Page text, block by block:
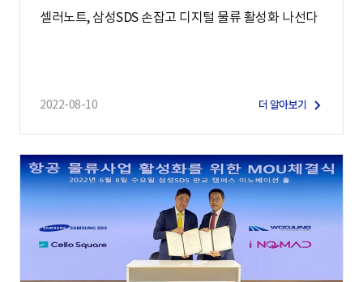
셀러노트, 삼성SDS 손잡고 디지털 물류 활성화 나선다
2022-08-10 더 알아보기